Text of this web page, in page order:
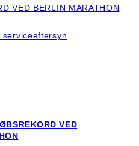
VED BERLIN MARATHON
VED